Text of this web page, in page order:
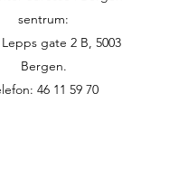
sentrum:
gate 2 B, 5003
Bergen.
46 11 59 70